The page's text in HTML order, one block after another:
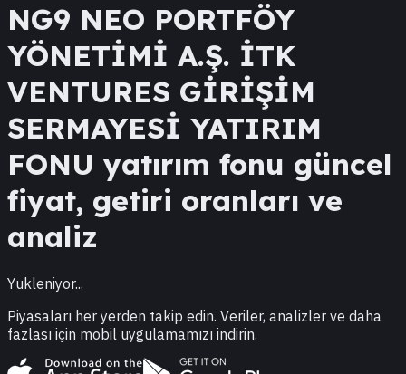
NG9 NEO PORTFÖY
YÖNETİMİ A.Ş. İTK
VENTURES GİRİŞİM
SERMAYESİ YATIRIM
FONU yatırım fonu güncel
fiyat, getiri oranları ve
analiz
Yukleniyor...
Piyasaları her yerden takip edin. Veriler, analizler ve daha
fazlası için mobil uygulamamızı indirin.